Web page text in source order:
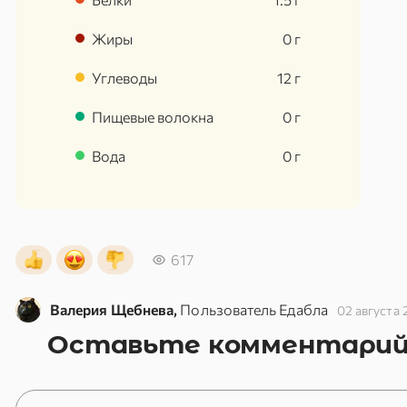
Жиры 0 г
Углеводы 12 г
Пищевые волокна 0 г
Вода 0 г
617
Валерия Щебнева, Пользователь Едабла 02 августа
Оставьте комментарий